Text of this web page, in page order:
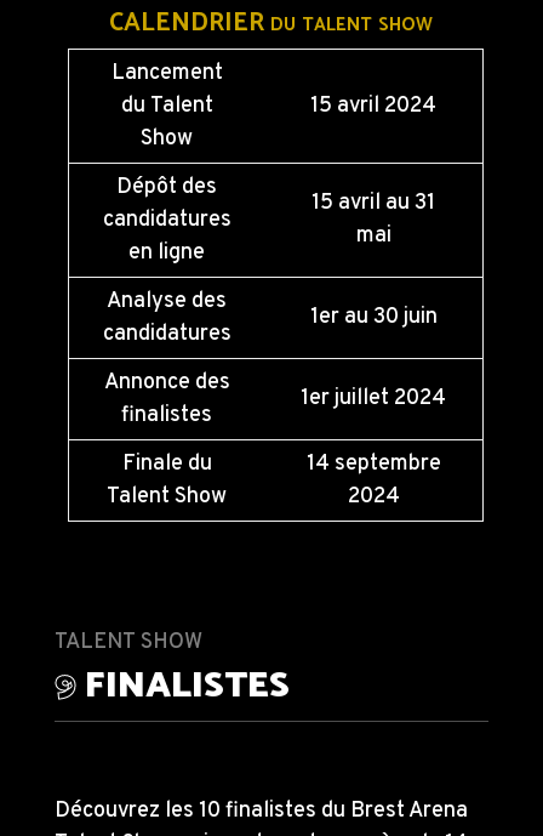
CALENDRIER du talent show
Lancement
du Talent
Show
15 avril 2024
Dépôt des
candidatures
en ligne
15 avril au 31
mai
Analyse des
candidatures
1er au 30 juin
Annonce des
finalistes
1er juillet 2024
Finale du
Talent Show
14 septembre
2024
TALENT SHOW
9FINALISTES
Découvrez les 10 finalistes du Brest Arena